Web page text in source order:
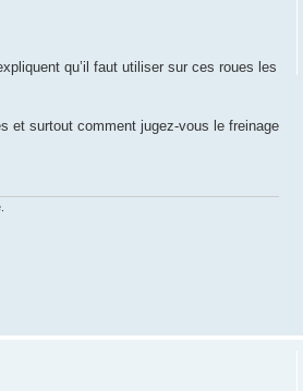
qu’il faut utiliser sur ces roues les
et surtout comment jugez-vous le freinage